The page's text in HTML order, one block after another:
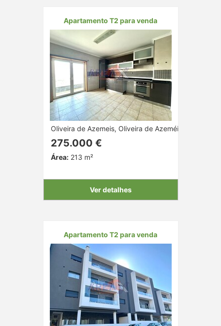
Apartamento T2 para venda
Oliveira de Azemeis, Oliveira de Azeméis, Aveiro
275.000 €
Área:213 m²
Ver detalhes
Apartamento T2 para venda